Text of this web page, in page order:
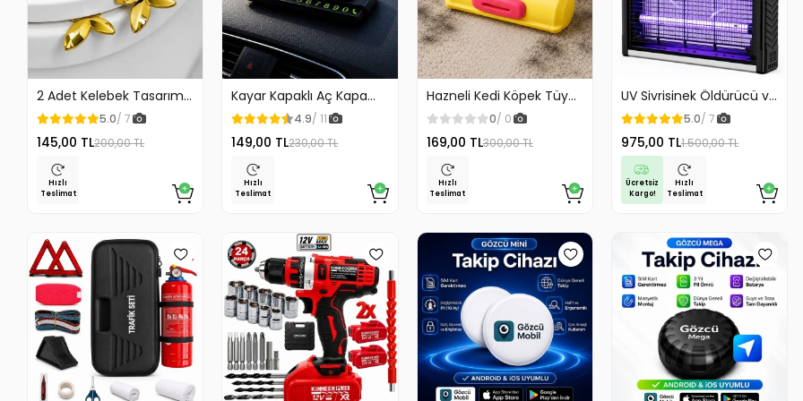
2 Adet Kelebek Tasarım
Klozet Kaldırma Aparatı
Gold Renk
5.0/ 7
145,00 TL200,00 TL
Hızlı
Teslimat
Kayar Kapaklı Aç Kapa
Araç Torpido Üstü
Fosforlu Numaratör Park
Numaratörü
4.9/ 11
149,00 TL230,00 TL
Hızlı
Teslimat
Hazneli Kedi Köpek Tüy
Temizleyici Kıl Toplayıcı
Ördek Tasarımlı
0/ 0
169,00 TL300,00 TL
Hızlı
Teslimat
UV Sivrisinek Öldürücü ve
Yok Edici Elektrikli Mega
Boy Sinek Öldürücü
Cihaz Cız Lamba Mor Işık
Asılabilir Taşınabilir
Masaüstü
5.0/ 7
975,00 TL1.500,00 TL
Ücretsiz
Kargo!
Hızlı
Teslimat